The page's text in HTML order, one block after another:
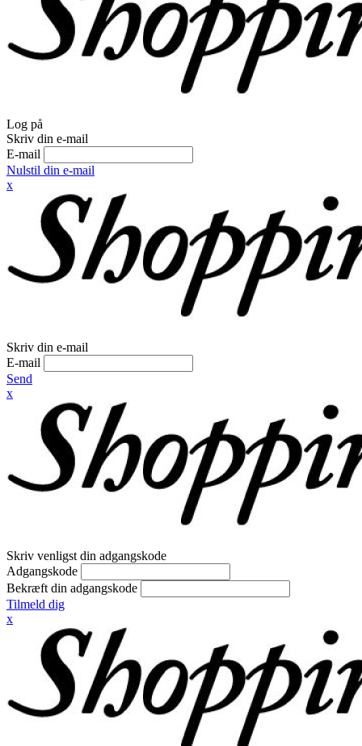
Log på
Skriv din e-mail
E-mail
Nulstil din e-mail
x
Skriv din e-mail
E-mail
Send
x
Skriv venligst din adgangskode
Adgangskode
Bekræft din adgangskode
Tilmeld dig
x